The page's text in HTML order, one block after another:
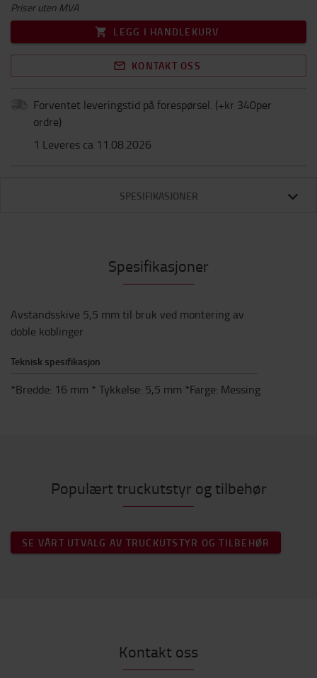
Priser uten MVA
LEGG I HANDLEKURV
KONTAKT OSS
Forventet leveringstid på forespørsel. (+kr 340per
ordre)
1 Leveres ca 11.08.2026
SPESIFIKASJONER
Spesifikasjoner
Avstandsskive 5,5 mm til bruk ved montering av
doble koblinger
Teknisk spesifikasjon
*Bredde: 16 mm * Tykkelse: 5,5 mm *Farge: Messing
Populært truckutstyr og tilbehør
SE VÅRT UTVALG AV TRUCKUTSTYR OG TILBEHØR
Kontakt oss